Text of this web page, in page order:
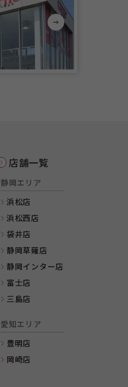
店舗一覧
静岡エリア
浜松店
浜松西店
袋井店
静岡草薙店
静岡インター店
富士店
三島店
愛知エリア
豊明店
岡崎店